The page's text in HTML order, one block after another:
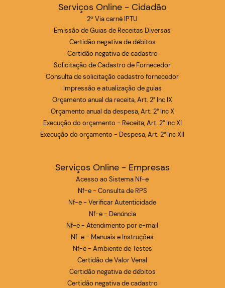
Serviços Online - Cidadão
2ª Via carnê IPTU
Emissão de Guias de Receitas Diversas
Certidão negativa de débitos
Certidão negativa de cadastro
Solicitação de Cadastro de Fornecedor
Consulta de solicitação cadastro fornecedor
Impressão e atualização de guias
Orçamento anual da receita, Art. 2° Inc IX
Orçamento anual da despesa, Art. 2° Inc X
Execução do orçamento - Receita, Art. 2° Inc XI
Execução do orçamento - Despesa, Art. 2° Inc XII
Serviços Online - Empresas
Acesso ao Sistema Nf-e
Nf-e - Consulta de RPS
Nf-e - Verificar Autenticidade
Nf-e - Denúncia
Nf-e - Atendimento por e-mail
Nf-e - Manuais e Instruções
Nf-e - Ambiente de Testes
Certidão de Valor Venal
Certidão negativa de débitos
Certidão negativa de cadastro